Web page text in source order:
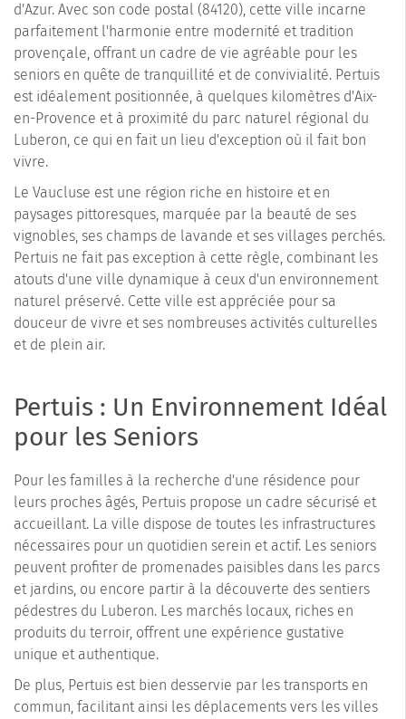
d'Azur. Avec son code postal (84120), cette ville incarne
parfaitement l'harmonie entre modernité et tradition
provençale, offrant un cadre de vie agréable pour les
seniors en quête de tranquillité et de convivialité. Pertuis
est idéalement positionnée, à quelques kilomètres d'Aix-
en-Provence et à proximité du parc naturel régional du
Luberon, ce qui en fait un lieu d'exception où il fait bon
vivre.
Le Vaucluse est une région riche en histoire et en
paysages pittoresques, marquée par la beauté de ses
vignobles, ses champs de lavande et ses villages perchés.
Pertuis ne fait pas exception à cette règle, combinant les
atouts d'une ville dynamique à ceux d'un environnement
naturel préservé. Cette ville est appréciée pour sa
douceur de vivre et ses nombreuses activités culturelles
et de plein air.
Pertuis : Un Environnement Idéal
pour les Seniors
Pour les familles à la recherche d'une résidence pour
leurs proches âgés, Pertuis propose un cadre sécurisé et
accueillant. La ville dispose de toutes les infrastructures
nécessaires pour un quotidien serein et actif. Les seniors
peuvent profiter de promenades paisibles dans les parcs
et jardins, ou encore partir à la découverte des sentiers
pédestres du Luberon. Les marchés locaux, riches en
produits du terroir, offrent une expérience gustative
unique et authentique.
De plus, Pertuis est bien desservie par les transports en
commun, facilitant ainsi les déplacements vers les villes